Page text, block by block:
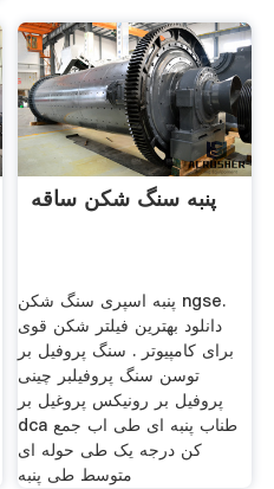
پنبه سنگ شکن ساقه
پنبه اسپری سنگ شکن ngse.
دانلود بهترین فیلتر شکن قوی
برای کامپیوتر . سنگ پروفیل بر
توسن سنگ پروفیلبر چینی
پروفیل بر رونیکس پروغیل بر
dca طناب پنبه ای طی اب جمع
کن درجه یک طی حوله ای
متوسط طی پنبه